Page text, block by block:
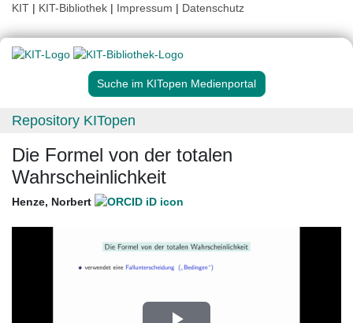
KIT | KIT-Bibliothek | Impressum | Datenschutz
Suche im KITopen Medienportal
Repository KITopen
Die Formel von der totalen
Wahrscheinlichkeit
Henze, Norbert